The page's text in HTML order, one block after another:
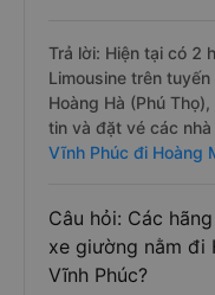
Trả lời: Hiện tại có 2
Limousine trên
Hoàng Hà (Phú
tin và đặt vé các
Vĩnh Phúc đi Hoàng
Câu hỏi: Các
xe giường nằm đi
Vĩnh Phúc?